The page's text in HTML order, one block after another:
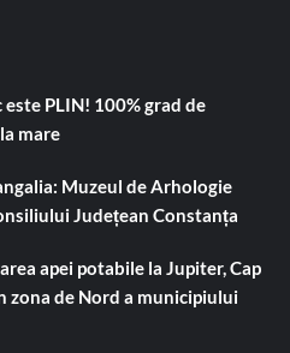
PLIN! 100% grad de
mare
Muzeul de Arhologie
Județean Constanța
apei potabile la Jupiter, Cap
zona de Nord a municipiului